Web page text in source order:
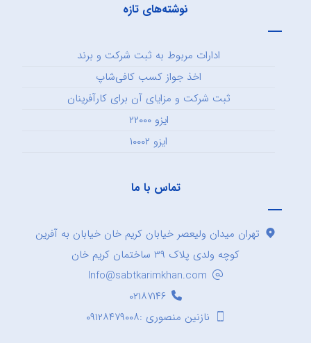
نوشته‌های تازه
ادارات مربوط به ثبت شرکت و برند
اخذ جواز کسب کافی‌شاپ
ثبت شرکت و مزایای آن برای کارآفرینان
ایزو ۲۲۰۰۰
ایزو ۱۰۰۰۲
تماس با ما
تهران میدان ولیعصر خیابان کریم خان خیابان به آفرین
کوچه ولدی پلاک ۳۹ ساختمان کریم خان
Info@sabtkarimkhan.com
۰۲۱۸۷۱۴۶
نازنین منصوری :۰۹۱۲۸۴۷۹۰۰۸